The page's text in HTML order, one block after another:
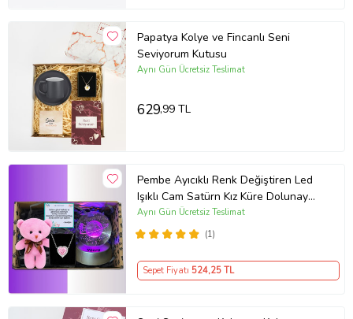
Papatya Kolye ve Fincanlı Seni
Seviyorum Kutusu
Aynı Gün Ücretsiz Teslimat
629,99 TL
Pembe Ayıcıklı Renk Değiştiren Led
Işıklı Cam Satürn Kız Küre Dolunay
Lamba Kar Küresi Pembe Kalp Kolye
(1)
Aynı Gün Ücretsiz Teslimat
Sepet Fiyatı 524,25 TL